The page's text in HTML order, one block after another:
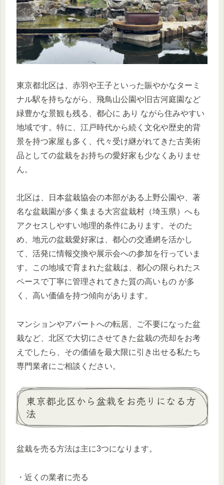
東京都北区は、赤羽や王子といった賑やかなターミ
ナル駅を持ちながら、飛鳥山公園や旧古河庭園など
緑豊かな景観も残る、都心に あり ながら住みやすい
地域です。特に、江戸時代から続く文化や歴史的背
景を持つ家屋も多く、代々受け継がれてきた古美術
品としての盆栽をお持ちの愛好家も少なくありませ
ん。
北区は、日本盆栽協会の本部がある上野公園や、著
名な盆栽園が多く集まる大宮盆栽村（埼玉県）へも
アクセスしやすい地理的条件にあります。そのた
め、地元の盆栽愛好家は、都心の交通網を活かし
て、活発に情報交換や展示会への参加を行っていま
す。この地域で育まれた盆栽は、都心の限られたス
ペースで丁寧に管理されてきた質の高いもの が多
く、高い価値を持つ傾向があります。
マンションやアパートへの転居、ご不要になった盆
栽など、北区で大切にさせてきた盆栽の売却をお考
えでしたら、その価値を最大限に引き出せる私たち
専門業者にご相談ください。
東京都北区から盆栽をお売りになる方
法
盆栽を売る方法は主に3つになります。
・近くの業者に売る